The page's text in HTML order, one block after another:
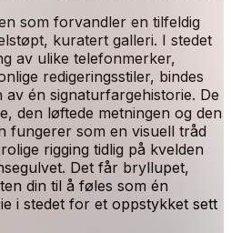
som forvandler en tilfeldig
kuratert galleri. I stedet
av ulike telefonmerker,
redigeringsstiler, bindes
av én signaturfargehistorie. De
den løftede metningen og den
fungerer som en visuell tråd
rigging tidlig på kvelden
Det får bryllupet,
din til å føles som én
i stedet for et oppstykket sett